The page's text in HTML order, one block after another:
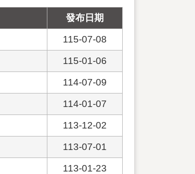
發布日期
115-07-08
115-01-06
114-07-09
114-01-07
113-12-02
113-07-01
113-01-23